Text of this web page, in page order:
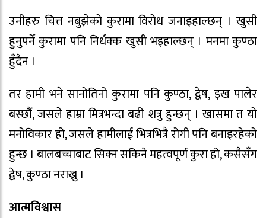
उनीहरु चित्त नबुझेको कुरामा विरोध जनाइहाल्छन् । खुसी
हुनुपर्ने कुरामा पनि निर्धक्क खुसी भइहाल्छन् । मनमा कुण्ठा
हुँदैन ।
तर हामी भने सानोतिनो कुरामा पनि कुण्ठा, द्वेष, इख पालेर
बस्छौं, जसले हाम्रा मित्रभन्दा बढी शत्रु हुन्छन् । खासमा त यो
मनोविकार हो, जसले हामीलाई भित्रभित्रै रोगी पनि बनाइरहेको
हुन्छ । बालबच्चाबाट सिक्न सकिने महत्वपूर्ण कुरा हो, कसैसँग
द्वेष, कुण्ठा नराख्नु ।
आत्मविश्वास